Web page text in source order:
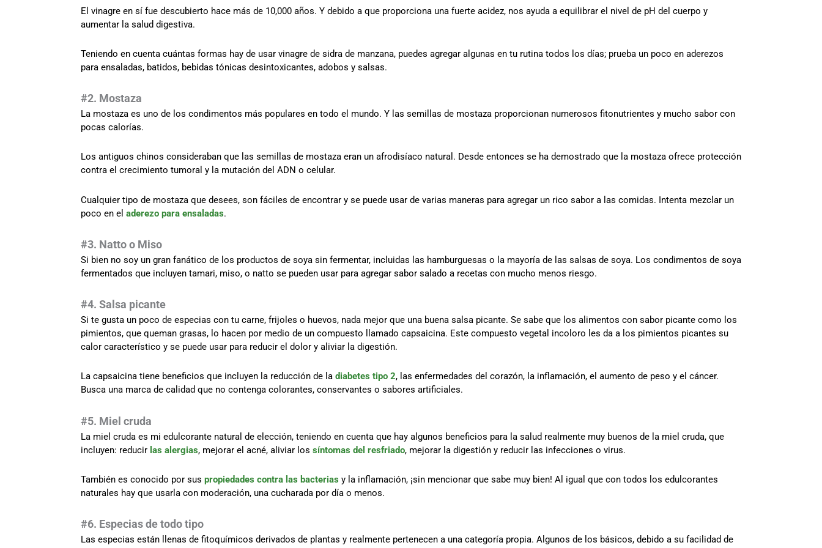
El vinagre en sí fue descubierto hace más de 10,000 años. Y debido a que proporciona una fuerte acidez, nos ayuda a equilibrar el nivel de pH del cuerpo y
aumentar la salud digestiva.
Teniendo en cuenta cuántas formas hay de usar vinagre de sidra de manzana, puedes agregar algunas en tu rutina todos los días; prueba un poco en aderezos
para ensaladas, batidos, bebidas tónicas desintoxicantes, adobos y salsas.
#2. Mostaza
La mostaza es uno de los condimentos más populares en todo el mundo. Y las semillas de mostaza proporcionan numerosos fitonutrientes y mucho sabor con
pocas calorías.
Los antiguos chinos consideraban que las semillas de mostaza eran un afrodisíaco natural. Desde entonces se ha demostrado que la mostaza ofrece protección
contra el crecimiento tumoral y la mutación del ADN o celular.
Cualquier tipo de mostaza que desees, son fáciles de encontrar y se puede usar de varias maneras para agregar un rico sabor a las comidas. Intenta mezclar un
poco en el aderezo para ensaladas.
#3. Natto o Miso
Si bien no soy un gran fanático de los productos de soya sin fermentar, incluidas las hamburguesas o la mayoría de las salsas de soya. Los condimentos de soya
fermentados que incluyen tamari, miso, o natto se pueden usar para agregar sabor salado a recetas con mucho menos riesgo.
#4. Salsa picante
Si te gusta un poco de especias con tu carne, frijoles o huevos, nada mejor que una buena salsa picante. Se sabe que los alimentos con sabor picante como los
pimientos, que queman grasas, lo hacen por medio de un compuesto llamado capsaicina. Este compuesto vegetal incoloro les da a los pimientos picantes su
calor característico y se puede usar para reducir el dolor y aliviar la digestión.
La capsaicina tiene beneficios que incluyen la reducción de la diabetes tipo 2, las enfermedades del corazón, la inflamación, el aumento de peso y el cáncer.
Busca una marca de calidad que no contenga colorantes, conservantes o sabores artificiales.
#5. Miel cruda
La miel cruda es mi edulcorante natural de elección, teniendo en cuenta que hay algunos beneficios para la salud realmente muy buenos de la miel cruda, que
incluyen: reducir las alergias, mejorar el acné, aliviar los síntomas del resfriado, mejorar la digestión y reducir las infecciones o virus.
También es conocido por sus propiedades contra las bacterias y la inflamación, ¡sin mencionar que sabe muy bien! Al igual que con todos los edulcorantes
naturales hay que usarla con moderación, una cucharada por día o menos.
#6. Especias de todo tipo
Las especias están llenas de fitoquímicos derivados de plantas y realmente pertenecen a una categoría propia. Algunos de los básicos, debido a su facilidad de